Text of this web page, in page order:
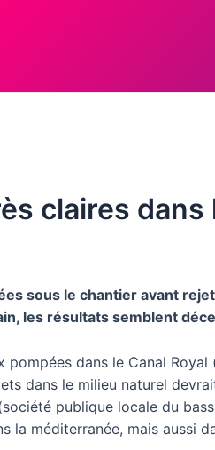
claires dans
sous le chantier avant
les résultats semblent
dans le Canal
dans le milieu naturel
publique locale du
méditerranée, mais aussi